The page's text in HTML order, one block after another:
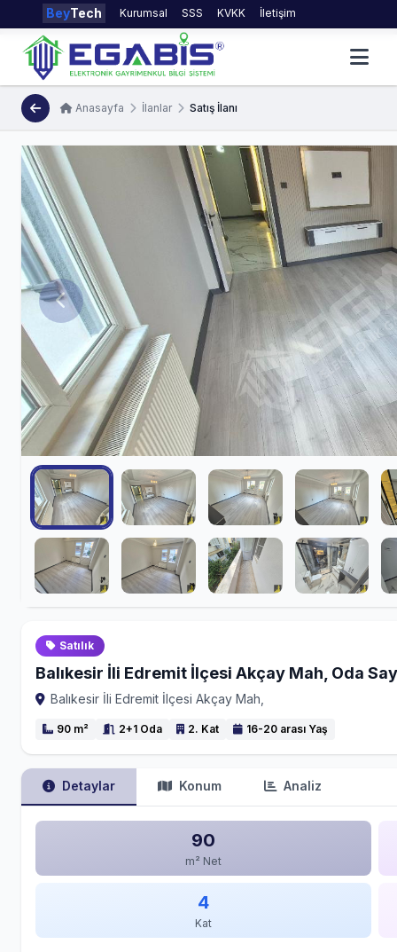
BeyTech Kurumsal SSS KVKK İletişim
Anasayfa İlanlar Satış İlanı
Satılık
Balıkesir İli Edremit İlçesi Akçay Mah, Oda
Balıkesir İli Edremit İlçesi Akçay Mah,
90 m² 2+1 Oda 2. Kat 16-20 arası Yaş
Detaylar Konum Analiz
90
m² Net
4
Kat